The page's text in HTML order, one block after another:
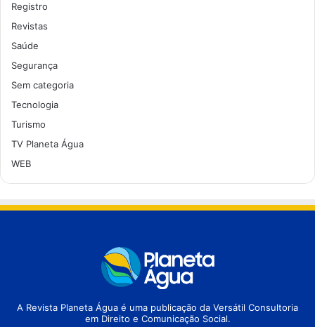
Registro
Revistas
Saúde
Segurança
Sem categoria
Tecnologia
Turismo
TV Planeta Água
WEB
A Revista Planeta Água é uma publicação da Versátil Consultoria
em Direito e Comunicação Social.